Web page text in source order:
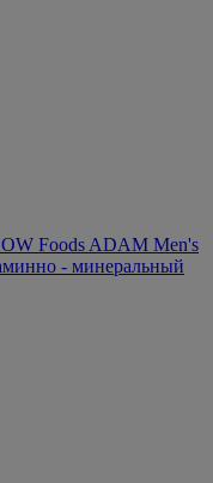
Foods ADAM Men's
- минеральный